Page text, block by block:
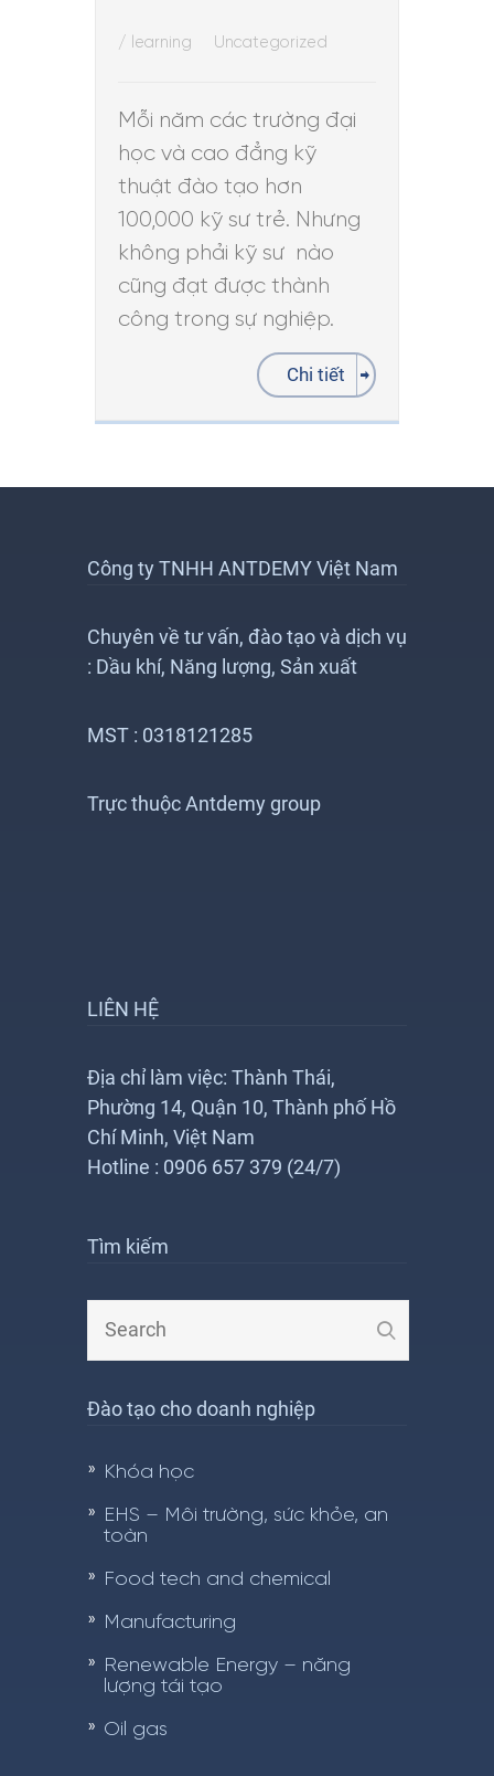
/ learning Uncategorized
Mỗi năm các trường đại
học và cao đẳng kỹ
thuật đào tạo hơn
100,000 kỹ sư trẻ. Nhưng
không phải kỹ sư nào
cũng đạt được thành
công trong sự nghiệp.
Chi tiết
Công ty TNHH ANTDEMY Việt Nam
Chuyên về tư vấn, đào tạo và dịch vụ
: Dầu khí, Năng lượng, Sản xuất
MST : 0318121285
Trực thuộc Antdemy group
LIÊN HỆ
Địa chỉ làm việc: Thành Thái,
Phường 14, Quận 10, Thành phố Hồ
Chí Minh, Việt Nam
Hotline : 0906 657 379 (24/7)
Tìm kiếm
Đào tạo cho doanh nghiệp
Khóa học
EHS – Môi trường, sức khỏe, an
toàn
Food tech and chemical
Manufacturing
Renewable Energy – năng
lượng tái tạo
Oil gas